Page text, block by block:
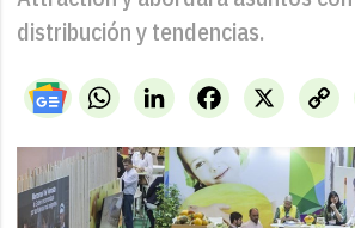
distribución y tendencias.
WhatsAppLinkedIn X
Facebook